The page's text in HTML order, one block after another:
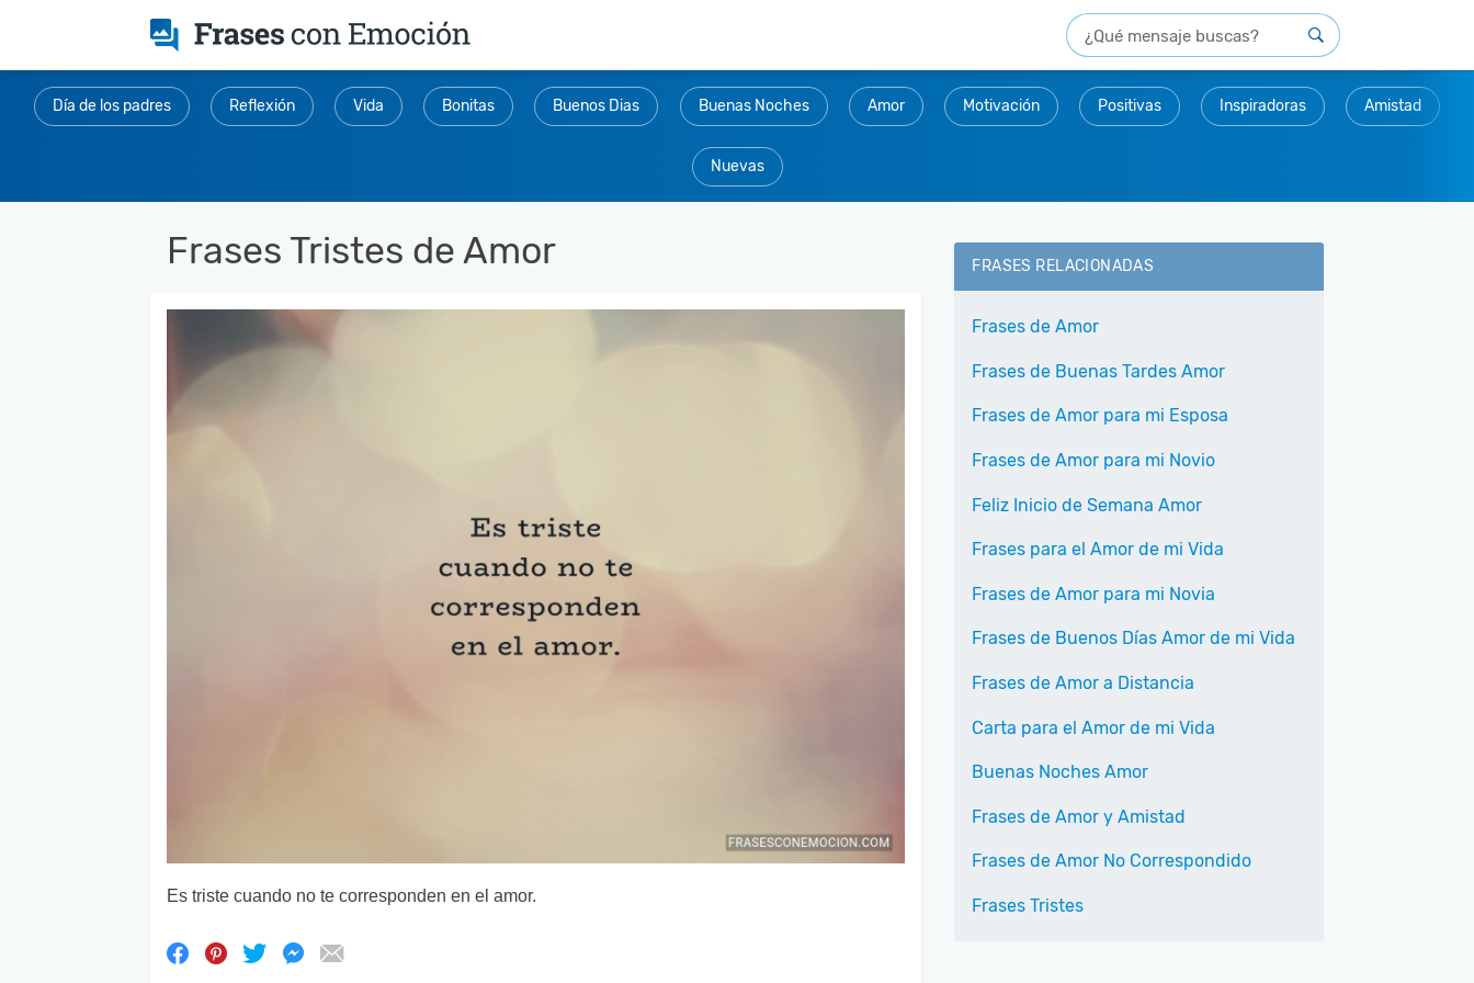
Día de los padres Reflexión Vida Bonitas Buenos Dias Buenas Noches Amor Motivación Positivas Inspiradoras Amistad
Nuevas
Frases Tristes de Amor
Es triste cuando no te corresponden en el amor.
FRASES RELACIONADAS
Frases de Amor
Frases de Buenas Tardes Amor
Frases de Amor para mi Esposa
Frases de Amor para mi Novio
Feliz Inicio de Semana Amor
Frases para el Amor de mi Vida
Frases de Amor para mi Novia
Frases de Buenos Días Amor de mi Vida
Frases de Amor a Distancia
Carta para el Amor de mi Vida
Buenas Noches Amor
Frases de Amor y Amistad
Frases de Amor No Correspondido
Frases Tristes